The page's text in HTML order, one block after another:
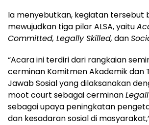
Ia menyebutkan, kegiatan tersebut
mewujudkan tiga pilar ALSA, yaitu
Committed, Legally Skilled, dan
“Acara ini terdiri dari rangkaian
cerminan Komitmen Akademik dan
Jawab Sosial yang dilaksanakan
moot court sebagai cerminan
sebagai upaya peningkatan
dan kesadaran sosial di